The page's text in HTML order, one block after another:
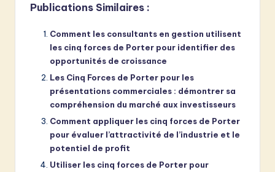
Publications Similaires :
Comment les consultants en gestion utilisent
les cinq forces de Porter pour identifier des
opportunités de croissance
Les Cinq Forces de Porter pour les
présentations commerciales : démontrer sa
compréhension du marché aux investisseurs
Comment appliquer les cinq forces de Porter
pour évaluer l’attractivité de l’industrie et le
potentiel de profit
Utiliser les cinq forces de Porter pour